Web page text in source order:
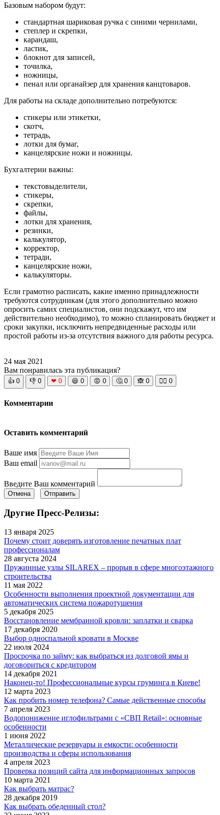
Базовым набором будут:
стандартная шариковая ручка с синими чернилами,
степлер и скрепки,
карандаш,
ластик,
блокнот для записей,
точилка,
ножницы,
пенал или органайзер для хранения канцтоваров.
Для работы на складе дополнительно потребуются:
стикеры или этикетки,
скотч,
тетрадь,
лотки для бумаг,
канцелярские ножи и ножницы.
Бухгалтерии важны:
текстовыделители,
стикеры,
скрепки,
файлы,
лотки для хранения,
резинки,
калькулятор,
корректор,
тетради,
канцелярские ножи,
калькуляторы.
Если грамотно расписать, какие именно принадлежности
требуются сотрудникам (для этого дополнительно можно
опросить самих специалистов, они подскажут, что им
действительно необходимо), то можно спланировать бюджет и
сроки закупки, исключить непредвиденные расходы или
простой работы из-за отсутствия важного для работы ресурса.
24 мая 2021
Вам понравилась эта публикация?
👍 0 👎 0 ❤ 0 😆 0 😡 0 🤔 0 🙈 0 🧘‍♀️ 0
Комментарии
Оставить комментарий
Ваше имя
Ваш email
Введите Ваш комментарий
Отмена Отправить
Другие Пресс-Релизы:
13 января 2025
Почему стоит доверять изготовление печатных плат
профессионалам
28 августа 2024
Пружинные узлы SILAREX – прорыв в сфере многоэтажного
строительства
11 мая 2022
Особенности выполнения проектной документации для
автоматических система пожаротушения
5 декабря 2025
Восстановление мембранной кровли: заплатки и сварка
17 декабря 2020
Выбор односпальной кровати в Москве
22 июля 2024
Просрочка по займу: как выбраться из долговой ямы и
договориться с кредитором
14 декабря 2021
Наконец-то! Профессиональные курсы груминга в Киеве!
12 марта 2023
Как пробить номер телефона? Самые действенные способы
7 апреля 2023
Водопонижение иглофильтрами с «СВП Retail»: основные
особенности
1 июня 2022
Металлические резервуары и емкости: особенности
производства и сферы использования
4 апреля 2023
Проверка позиций сайта для информационных запросов
10 марта 2021
Как выбрать матрас?
28 декабря 2019
Как выбрать обеденный стол?